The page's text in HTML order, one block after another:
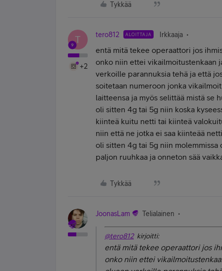
Tykkää
T
+2
tero812 ALOITTAJA Irkkaaja
entä mitä tekee operaattori jos
onko niin ettei vikailmoitustenkaan
verkoille parannuksia tehä ja että
soitetaan numeroon jonka
laitteensa ja myös selittää mistä se
oli sitten 4g tai 5g niin koska
kiinteä kuitu netti tai kiinteä
niin että ne jotka ei saa kiinteää
oli sitten 4g tai 5g niin molemmissa
paljon ruuhkaa ja onneton sää
Tykkää
JoonasLam Telialainen
@tero812kirjoitti:
entä mitä tekee operaattori jos
onko niin ettei